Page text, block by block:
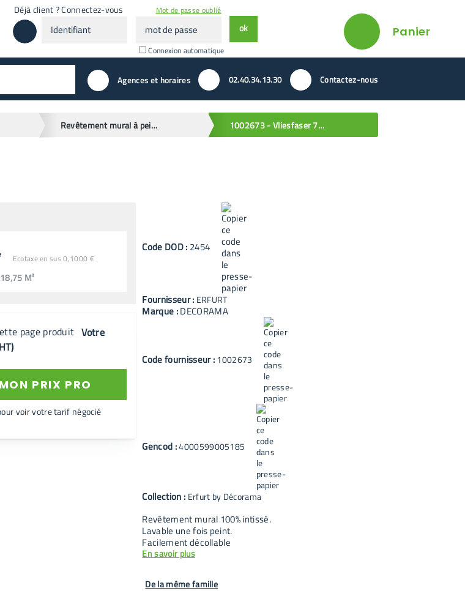
Déjà client ? Connectez-vous
passeConnexion automatique
Mot de passe oublié
ok Panier
valider Agences et horaires 02.40.34.13.30 Contactez-nous
Revêtement mural à peindre 1002673 - Vliesfaser 791 PRO
Ecotaxe en sus 0,1000 €
M²
Votre
PRIX PRO
voir votre tarif négocié
Code DOD: 2454
Fournisseur : ERFURT
Marque :DECORAMA
Code fournisseur :1002673
Gencod :4000599005185
Collection : Erfurt by Décorama
Revêtement mural 100% intissé.
Lavable une fois peint.
Facilement décollable
En savoir plus
De la même famille